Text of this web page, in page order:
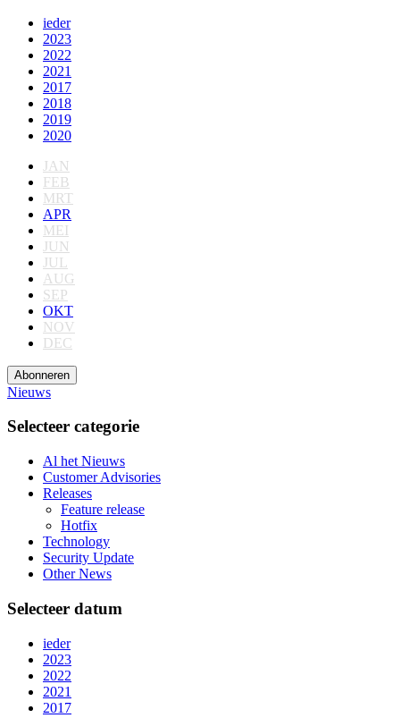
ieder
2023
2022
2021
2017
2018
2019
2020
JAN
FEB
MRT
APR
MEI
JUN
JUL
AUG
SEP
OKT
NOV
DEC
Abonneren
Nieuws
Selecteer categorie
Al het Nieuws
Customer Advisories
Releases
Feature release
Hotfix
Technology
Security Update
Other News
Selecteer datum
ieder
2023
2022
2021
2017